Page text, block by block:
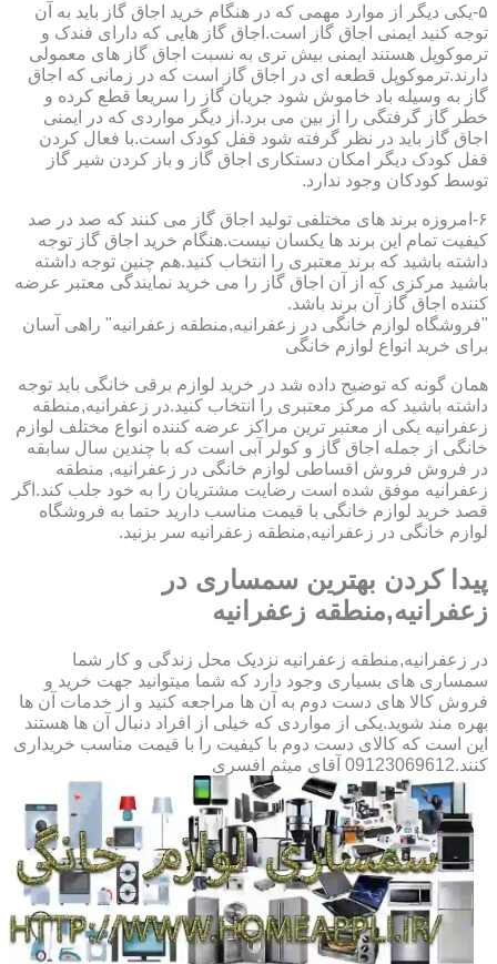
۵-یکی دیگر از موارد مهمی که در هنگام خرید اجاق گاز باید به آن
توجه کنید ایمنی اجاق گاز است.اجاق گاز هایی که دارای فندک و
ترموکوپل هستند ایمنی بیش تری به نسبت اجاق گاز های معمولی
دارند.ترموکوپل قطعه ای در اجاق گاز است که در زمانی که اجاق
گاز به وسیله باد خاموش شود جریان گاز را سریعا قطع کرده و
خطر گاز گرفتگی را از بین می برد.از دیگر مواردی که در ایمنی
اجاق گاز باید در نظر گرفته شود قفل کودک است.با فعال کردن
قفل کودک دیگر امکان دستکاری اجاق گاز و باز کردن شیر گاز
توسط کودکان وجود ندارد.
۶-امروزه برند های مختلفی تولید اجاق گاز می کنند که صد در صد
کیفیت تمام این برند ها یکسان نیست.هنگام خرید اجاق گاز توجه
داشته باشید که برند معتبری را انتخاب کنید.هم چنین توجه داشته
باشید مرکزی که از آن اجاق گاز را می خرید نمایندگی معتبر عرضه
کننده اجاق گاز آن برند باشد.
"فروشگاه لوازم خانگی در زعفرانیه,منطقه زعفرانیه" راهی آسان
برای خرید انواع لوازم خانگی
همان گونه که توضیح داده شد در خرید لوازم برقی خانگی باید توجه
داشته باشید که مرکز معتبری را انتخاب کنید.در زعفرانیه,منطقه
زعفرانیه یکی از معتبر ترین مراکز عرضه کننده انواع مختلف لوازم
خانگی از جمله اجاق گاز و کولر آبی است که با چندین سال سابقه
در فروش فروش اقساطی لوازم خانگی در زعفرانیه, منطقه
زعفرانیه موفق شده است رضایت مشتریان را به خود جلب کند.اگر
قصد خرید لوازم خانگی با قیمت مناسب دارید حتما به فروشگاه
لوازم خانگی در زعفرانیه,منطقه زعفرانیه سر بزنید.
پیدا کردن بهترین سمساری در
زعفرانیه,منطقه زعفرانیه
در زعفرانیه,منطقه زعفرانیه نزدیک محل زندگی و کار شما
سمساری های بسیاری وجود دارد که شما میتوانید جهت خرید و
فروش کالا های دست دوم به آن ها مراجعه کنید و از خدمات آن ها
بهره مند شوید.یکی از مواردی که خیلی از افراد دنبال آن ها هستند
این است که کالای دست دوم با کیفیت را با قیمت مناسب خریداری
کنند.09123069612 آقای میثم افسری